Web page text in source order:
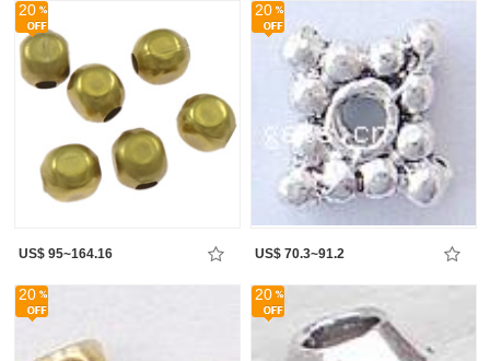
20
US$ 95~164.16
20
US$ 70.3~91.2
20 20